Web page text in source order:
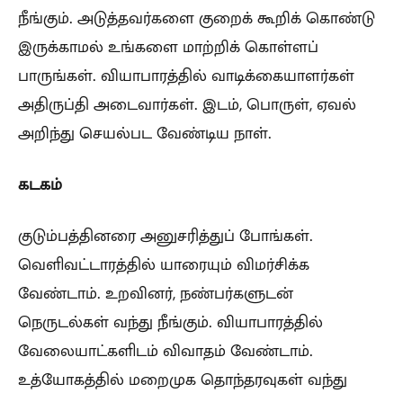
நீங்கும். அடுத்தவர்களை குறைக் கூறிக் கொண்டு
இருக்காமல் உங்களை மாற்றிக் கொள்ளப்
பாருங்கள். வியாபாரத்தில் வாடிக்கையாளர்கள்
அதிருப்தி அடைவார்கள். இடம், பொருள், ஏவல்
அறிந்து செயல்பட வேண்டிய நாள்.
கடகம்
குடும்பத்தினரை அனுசரித்துப் போங்கள்.
வெளிவட்டாரத்தில் யாரையும் விமர்சிக்க
வேண்டாம். உறவினர், நண்பர்களுடன்
நெருடல்கள் வந்து நீங்கும். வியாபாரத்தில்
வேலையாட்களிடம் விவாதம் வேண்டாம்.
உத்யோகத்தில் மறைமுக தொந்தரவுகள் வந்து